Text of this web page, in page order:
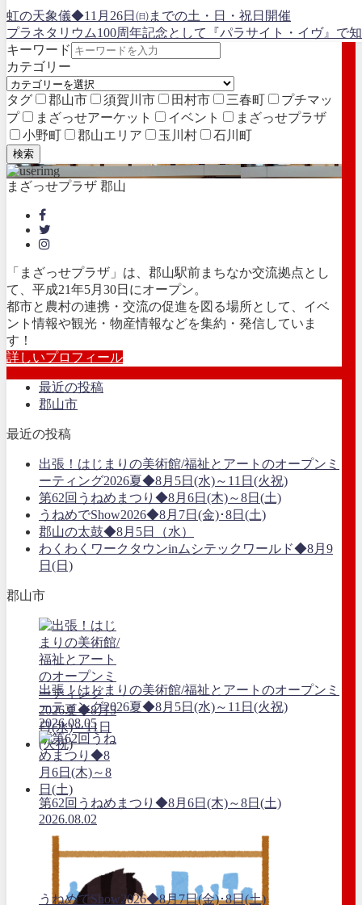
虹の天象儀◆11月26日㈰までの土・日・祝日開催
プラネタリウム100周年記念として『パラサイト・イヴ』で
キーワード
カテゴリー
タグ 郡山市 須賀川市 田村市 三春町
プチマッ
プ
まざっせアーケット イベント
まざっせプラザ
小野町
郡山エリア 玉川村 石川町
検索
まざっせプラザ 郡山
「まざっせプラザ」は、郡山駅前まちなか交流拠点とし
て、平成21年5月30日にオープン。
都市と農村の連携・交流の促進を図る場所として、イベ
ント情報や観光・物産情報などを集約・発信していま
す！
詳しいプロフィール
最近の投稿
郡山市
最近の投稿
出張！はじまりの美術館/福祉とアートのオープンミ
ーティング2026夏◆8月5日(水)～11日(火祝)
第62回うねめまつり◆8月6日(木)～8日(土)
うねめでShow2026◆8月7日(金)･8日(土)
郡山の太鼓◆8月5日（水）
わくわくワークタウンinムシテックワールド◆8月9
日(日)
郡山市
出張！はじまりの美術館/福祉とアートのオープンミ
ーティング2026夏◆8月5日(水)～11日(火祝)
2026.08.05
第62回うねめまつり◆8月6日(木)～8日(土)
2026.08.02
うねめでShow2026◆8月7日(金)･8日(土)